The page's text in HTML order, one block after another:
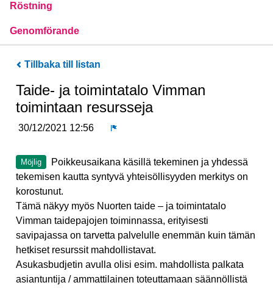
Röstning
Genomförande
Tillbaka till listan
Taide- ja toimintatalo Vimman
toimintaan resursseja
30/12/2021 12:56
Möjlig
Poikkeusaikana käsillä tekeminen ja yhdessä
tekemisen kautta syntyvä yhteisöllisyyden merkitys on
korostunut.
Tämä näkyy myös Nuorten taide – ja toimintatalo
Vimman taidepajojen toiminnassa, erityisesti
savipajassa on tarvetta palvelulle enemmän kuin tämän
hetkiset resurssit mahdollistavat.
Asukasbudjetin avulla olisi esim. mahdollista palkata
asiantuntija / ammattilainen toteuttamaan säännöllistä